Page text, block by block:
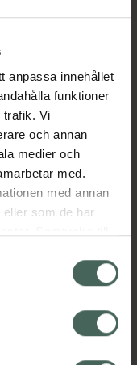
anpassa innehållet
funktioner
trafik. Vi
och annan
medier och
med.
med annan
som de har
påverkar inte
återkallelsen.
Dölj
Visa